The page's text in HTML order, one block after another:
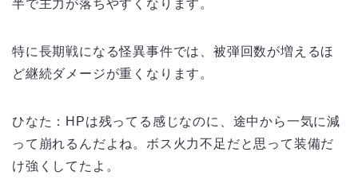
半で主力が落ちやすくなります。
特に長期戦になる怪異事件では、被弾回数が増えるほ
ど継続ダメージが重くなります。
ひなた：HPは残ってる感じなのに、途中から一気に減
って崩れるんだよね。ボス火力不足だと思って装備だ
け強くしてたよ。